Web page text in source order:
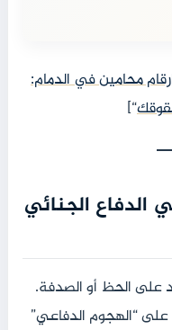
محامين في الدمام:
“]
الدفاع الجنائي
على الحظ أو الصدفة.
“الهجوم الدفاعي”